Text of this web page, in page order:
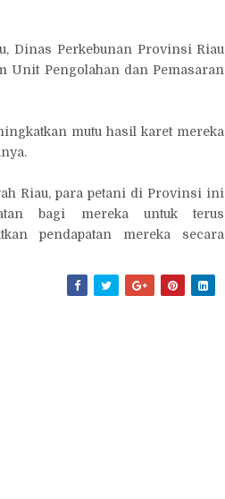
Dinas Perkebunan Provinsi Riau
Unit Pengolahan dan Pemasaran
mutu hasil karet mereka
Riau, para petani di Provinsi ini
bagi mereka untuk terus
pendapatan mereka secara